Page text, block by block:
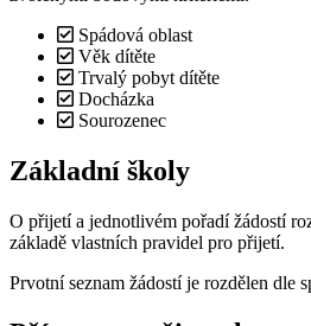
Spádová oblast
Věk dítěte
Trvalý pobyt dítěte
Docházka
Sourozenec
Základní školy
O přijetí a jednotlivém pořadí žádostí
základě vlastních pravidel pro přijetí.
Prvotní seznam žádostí je rozdělen dle